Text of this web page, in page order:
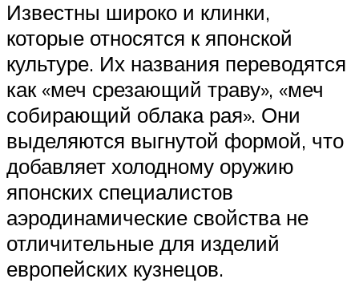
Известны широко и клинки,
которые относятся к японской
культуре. Их названия переводятся
как «меч срезающий траву», «меч
собирающий облака рая». Они
выделяются выгнутой формой, что
добавляет холодному оружию
японских специалистов
аэродинамические свойства не
отличительные для изделий
европейских кузнецов.